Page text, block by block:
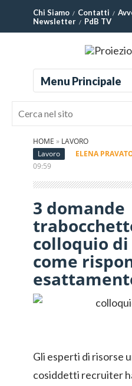
Chi Siamo Contatti
Newsletter
PdB TV
HOME » LAVORO
Lavoro
ELENA
09:59
3 domande
colloquio
come
Gli esperti di risorse
cosiddetti recruiter